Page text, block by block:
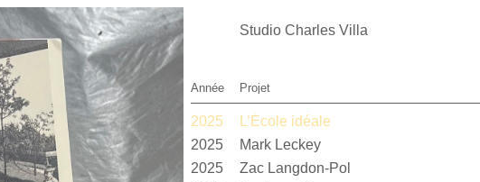
Studio Charles Villa
Année Projet
2025 L’École idéale
2025
Mark Leckey
2025
Zac Langdon-Pol